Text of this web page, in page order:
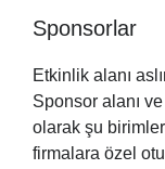
Sponsorlar
Etkinlik alanı
Sponsor alanı
olarak şu
firmalara özel